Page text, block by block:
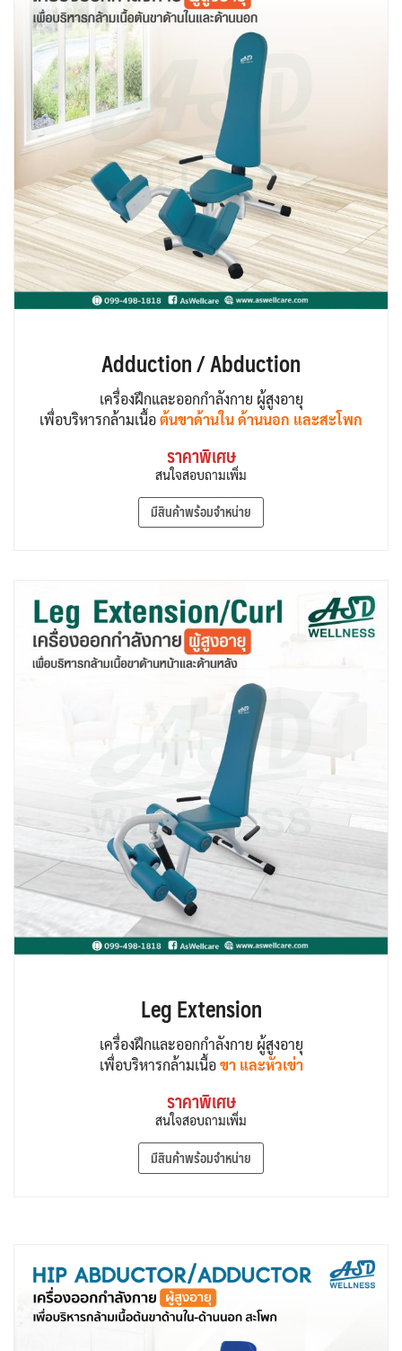
Adduction / Abduction
เครื่องฝึกและออกกำลังกาย ผู้สูงอายุ
เพื่อบริหารกล้ามเนื้อต้นขาด้านใน ด้านนอก และสะโพก
ราคาพิเศษ
สนใจสอบถามเพิ่ม
มีสินค้าพร้อมจำหน่าย
Leg Extension
เครื่องฝึกและออกกำลังกาย ผู้สูงอายุ
เพื่อบริหารกล้ามเนื้อขา และหัวเข่า
ราคาพิเศษ
สนใจสอบถามเพิ่ม
มีสินค้าพร้อมจำหน่าย